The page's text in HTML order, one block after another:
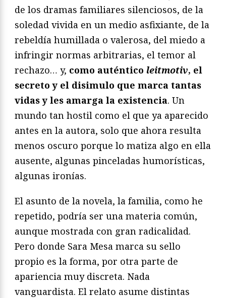
de los dramas familiares silenciosos, de la
soledad vivida en un medio asfixiante, de la
rebeldía humillada o valerosa, del miedo a
infringir normas arbitrarias, el temor al
rechazo… y, como auténtico leitmotiv, el
secreto y el disimulo que marca tantas
vidas y les amarga la existencia. Un
mundo tan hostil como el que ya aparecido
antes en la autora, solo que ahora resulta
menos oscuro porque lo matiza algo en ella
ausente, algunas pinceladas humorísticas,
algunas ironías.
El asunto de la novela, la familia, como he
repetido, podría ser una materia común,
aunque mostrada con gran radicalidad.
Pero donde Sara Mesa marca su sello
propio es la forma, por otra parte de
apariencia muy discreta. Nada
vanguardista. El relato asume distintas